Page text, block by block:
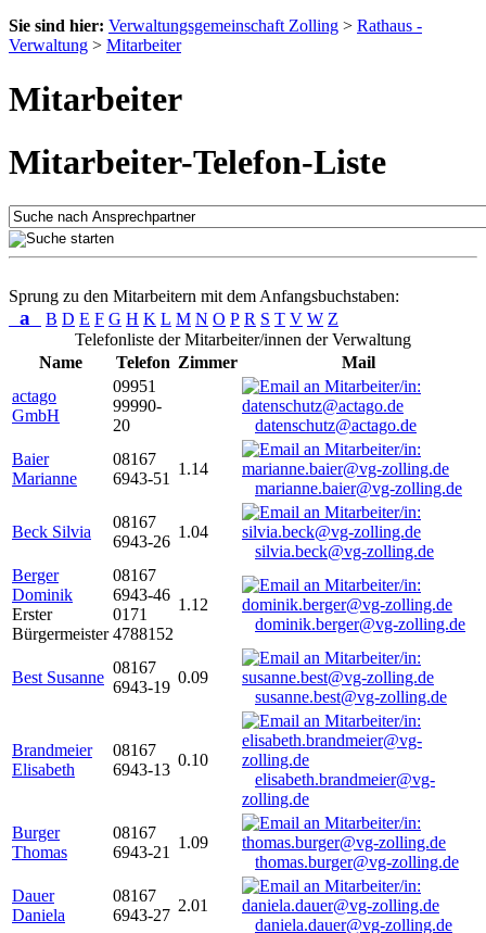
Sie sind hier: Verwaltungsgemeinschaft Zolling > Rathaus -
Verwaltung > Mitarbeiter
Mitarbeiter
Mitarbeiter-Telefon-Liste
Sprung zu den Mitarbeitern mit dem Anfangsbuchstaben:
a B D E F G H K L M N O P R S T V W Z
Telefonliste der Mitarbeiter/innen der Verwaltung
Name
Telefon Zimmer
Mail
actago
GmbH
09951
99990-
20
datenschutz@actago.de
Baier
Marianne
08167
6943-51
1.14
marianne.baier@vg-zolling.de
Beck Silvia
08167
6943-26
1.04
silvia.beck@vg-zolling.de
Berger
Dominik
Erster
Bürgermeister
08167
6943-46
0171
4788152
1.12
dominik.berger@vg-zolling.de
Best Susanne
08167
6943-19
0.09
susanne.best@vg-zolling.de
Brandmeier
Elisabeth
08167
6943-13
0.10
elisabeth.brandmeier@vg-
zolling.de
Burger
Thomas
08167
6943-21
1.09
thomas.burger@vg-zolling.de
Dauer
Daniela
08167
6943-27
2.01
daniela.dauer@vg-zolling.de